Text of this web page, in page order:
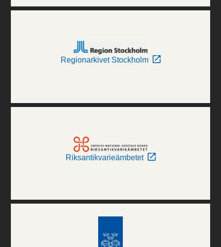
Regionarkivet Stockholm
Riksantikvarieämbetet